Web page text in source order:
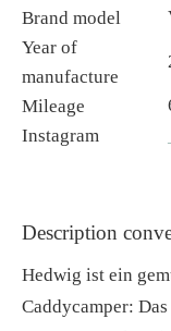
Brand model
Year of
manufacture
Mileage
Instagram
Description
Hedwig ist ein
Caddycamper: